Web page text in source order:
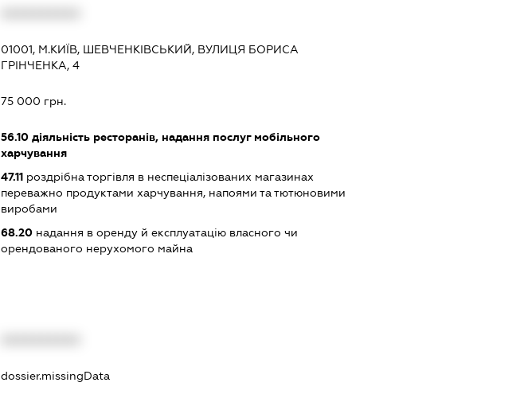
01001, М.КИЇВ, ШЕВЧЕНКІВСЬКИЙ, ВУЛИЦЯ БОРИСА
ГРІНЧЕНКА, 4
75 000 грн.
56.10 діяльність ресторанів, надання послуг мобільного
харчування
47.11 роздрібна торгівля в неспеціалізованих магазинах
переважно продуктами харчування, напоями та тютюновими
виробами
68.20 надання в оренду й експлуатацію власного чи
орендованого нерухомого майна
dossier.missingData